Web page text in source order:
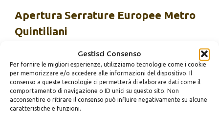
Gestisci Consenso
Per fornire le migliori esperienze, utilizziamo tecnologie come i cookie
per memorizzare e/o accedere alle informazioni del dispositivo. Il
consenso a queste tecnologie ci permetterà di elaborare dati come il
comportamento di navigazione o ID unici su questo sito. Non
acconsentire o ritirare il consenso può influire negativamente su alcune
caratteristiche e funzioni.
Apertura Serrature Europee Metro
Quintiliani
Apertura Serrature Europee Urgente
Metro
Quintiliani
Apertura Serrature Europee 24 OreMetro
Quintiliani
Apertura Serrature Europee Bloccato
Metro Quintiliani